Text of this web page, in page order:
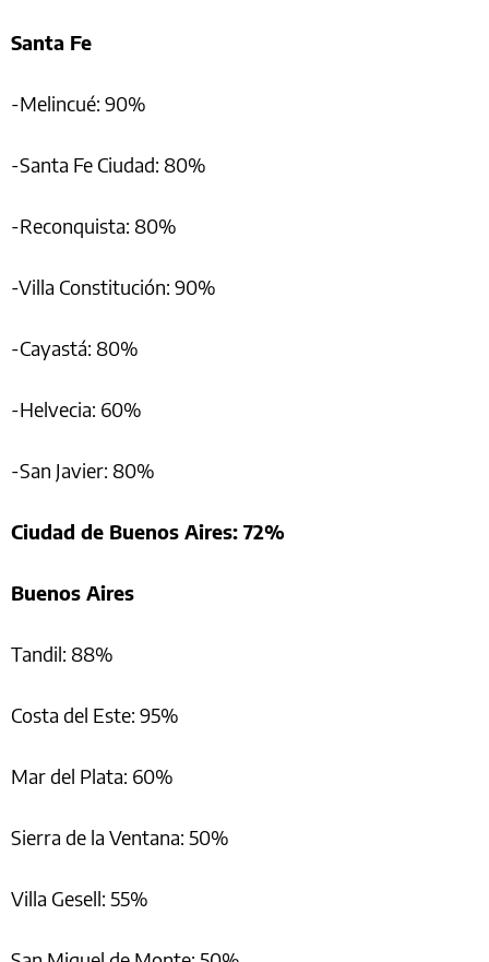
Santa Fe
-Melincué: 90%
-Santa Fe Ciudad: 80%
-Reconquista: 80%
-Villa Constitución: 90%
-Cayastá: 80%
-Helvecia: 60%
-San Javier: 80%
Ciudad de Buenos Aires: 72%
Buenos Aires
Tandil: 88%
Costa del Este: 95%
Mar del Plata: 60%
Sierra de la Ventana: 50%
Villa Gesell: 55%